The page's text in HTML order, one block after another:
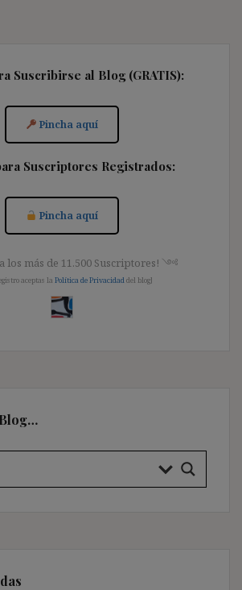
Suscribirse al Blog (GRATIS):
Pincha aquí
Suscriptores Registrados:
Pincha aquí
los más de 11.500 Suscriptores! ༺
aceptas la Política de Privacidad del blog]